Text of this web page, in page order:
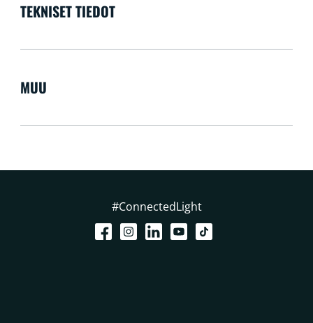
TEKNISET TIEDOT
MUU
#ConnectedLight